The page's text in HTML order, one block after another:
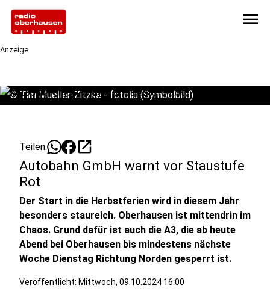
menu
Anzeige
© Tim Mueller-Zitzke - fotolia (Symbolbild)
Teilen: open_in_new
Autobahn GmbH warnt vor Staustufe
Rot
Der Start in die Herbstferien wird in diesem Jahr
besonders staureich. Oberhausen ist mittendrin im
Chaos. Grund dafür ist auch die A3, die ab heute
Abend bei Oberhausen bis mindestens nächste
Woche Dienstag Richtung Norden gesperrt ist.
Veröffentlicht: Mittwoch, 09.10.2024 16:00